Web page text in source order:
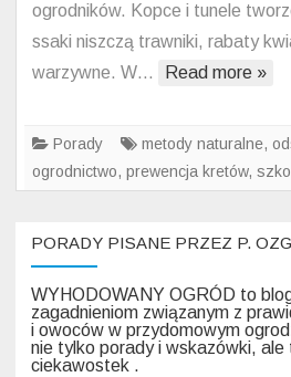
ogrodników. Kopce i tunele
ssaki niszczą trawniki, rabaty
warzywne. W…
Read more »
Porady metody naturalne,
ogrodnictwo, prewencja kretów,
PORADY PISANE PRZEZ P.
WYHODOWANY OGRÓD to
zagadnieniom związanym z
i owoców w przydomowym
nie tylko porady i wskazówki, ale
ciekawostek .